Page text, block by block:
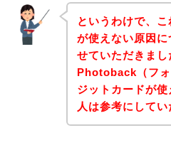
というわけで、
が使えない原因
せていただきまし
Photoback（フ
ジットカードが
人は参考にしてい